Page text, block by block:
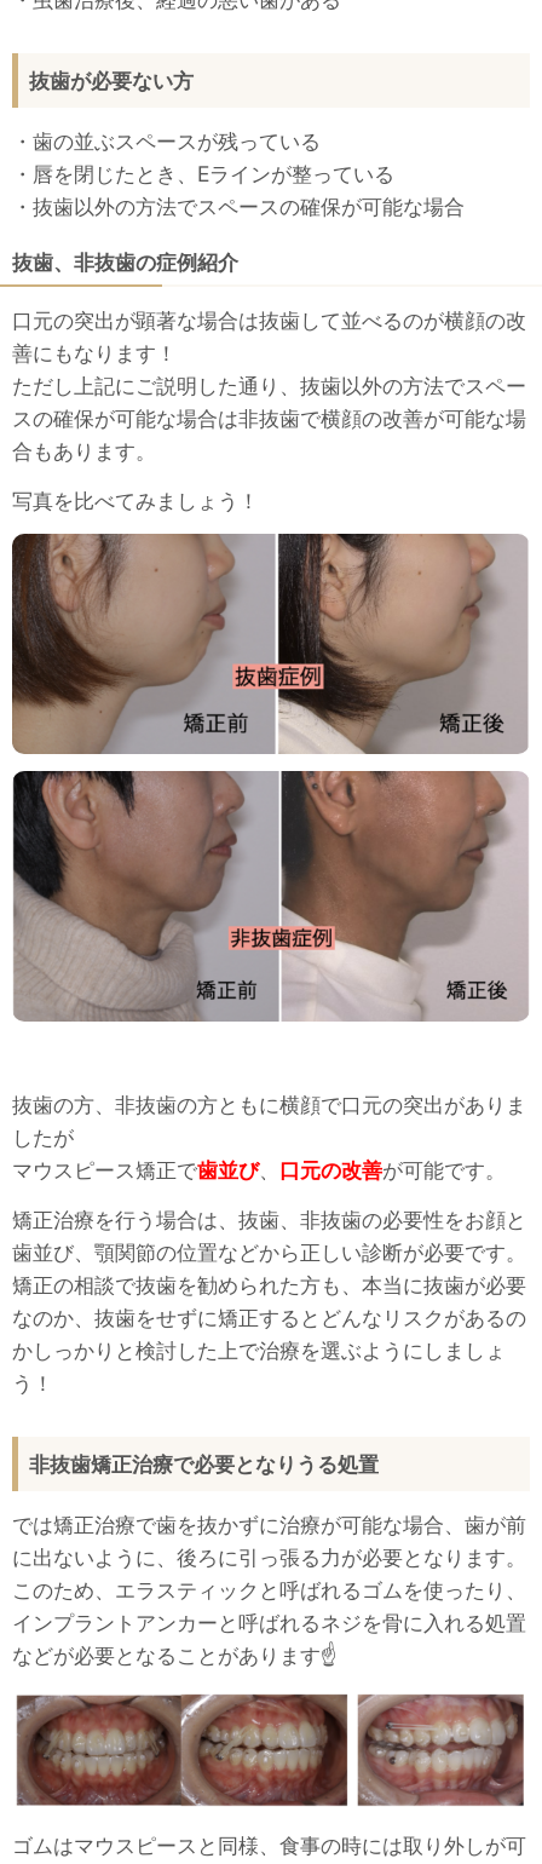
抜歯が必要ない方
・歯の並ぶスペースが残っている
・唇を閉じたとき、Eラインが整っている
・抜歯以外の方法でスペースの確保が可能な場合
抜歯、非抜歯の症例紹介
口元の突出が顕著な場合は抜歯して並べるのが横顔の改
善にもなります！
ただし上記にご説明した通り、抜歯以外の方法でスペー
スの確保が可能な場合は非抜歯で横顔の改善が可能な場
合もあります。
写真を比べてみましょう！
抜歯の方、非抜歯の方ともに横顔で口元の突出がありま
したが
マウスピース矯正で歯並び、 口元の改善が可能です。
矯正治療を行う場合は、抜歯、非抜歯の必要性をお顔と
歯並び、顎関節の位置などから正しい診断が必要です。
矯正の相談で抜歯を勧められた方も、本当に抜歯が必要
なのか、抜歯をせずに矯正するとどんなリスクがあるの
かしっかりと検討した上で治療を選ぶようにしましょ
う！
非抜歯矯正治療で必要となりうる処置
では矯正治療で歯を抜かずに治療が可能な場合、歯が前
に出ないように、後ろに引っ張る力が必要となります。
このため、エラスティックと呼ばれるゴムを使ったり、
インプラントアンカーと呼ばれるネジを骨に入れる処置
などが必要となることがあります☝
ゴムはマウスピースと同様、食事の時には取り外しが可